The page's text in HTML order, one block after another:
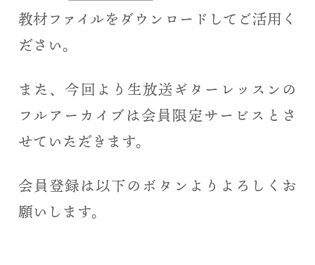
教材ファイルをダウンロードしてご活用く
ださい。
また、今回より生放送ギターレッスンの
フルアーカイブは会員限定サービスとさ
せていただきます。
会員登録は以下のボタンよりよろしくお
願いします。